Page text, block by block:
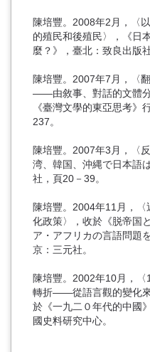
陳培豐。2008年2月，〈
的殖民和後殖民〉，《日
麼？》，臺北：致良出版社
陳培豐。2007年7月，〈
――由敘事、對話的文體分
《臺灣文學的東亞思考》
237。
陳培豐。2007年3月，〈
湾、韓国、沖縄で日本語
社，頁20－39。
陳培豐。2004年11月，
化政策〉，收於《脱帝国
ア・アフリカの言語問題
京：三元社。
陳培豐。2002年10月，
轉折――從語言觀的變化
於《一九二０年代的中國
國史料研究中心。